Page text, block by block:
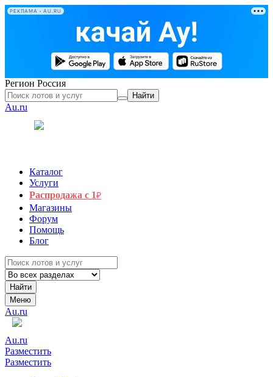
РЕКЛАМА • AU.RU
Регион Россия
Найти
Au.ru
Каталог
Услуги
Распродажа с 1₽
Магазины
Форум
Помощь
Блог
Найти
Меню
Au.ru
Au.ru
Разместить
Разместить